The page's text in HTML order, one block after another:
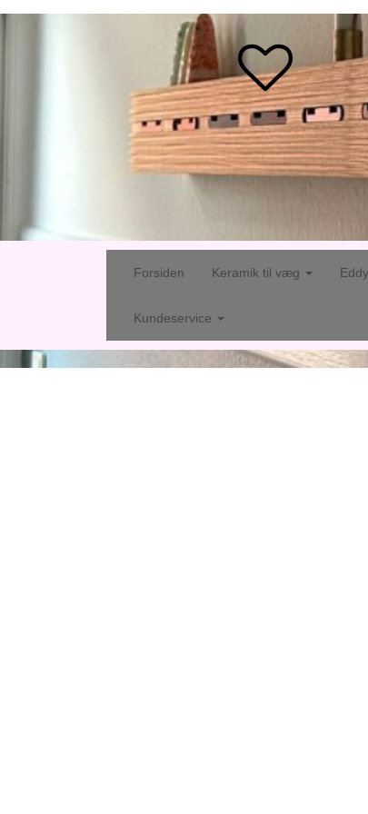
Forsiden Keramik til væg
Kundeservice